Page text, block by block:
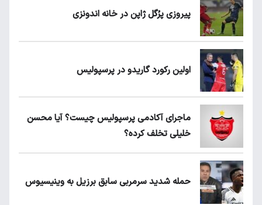
پیروزی پرُگل ژاپن در خانه اندونزی
اولین رکورد گاریدو در پرسپولیس
ماجرای آکادمی پرسپولیس چیست؟ آیا محسن
خلیلی تخلف کرده؟
حمله شدید سرمربی سابق برزیل به وینیسیوس